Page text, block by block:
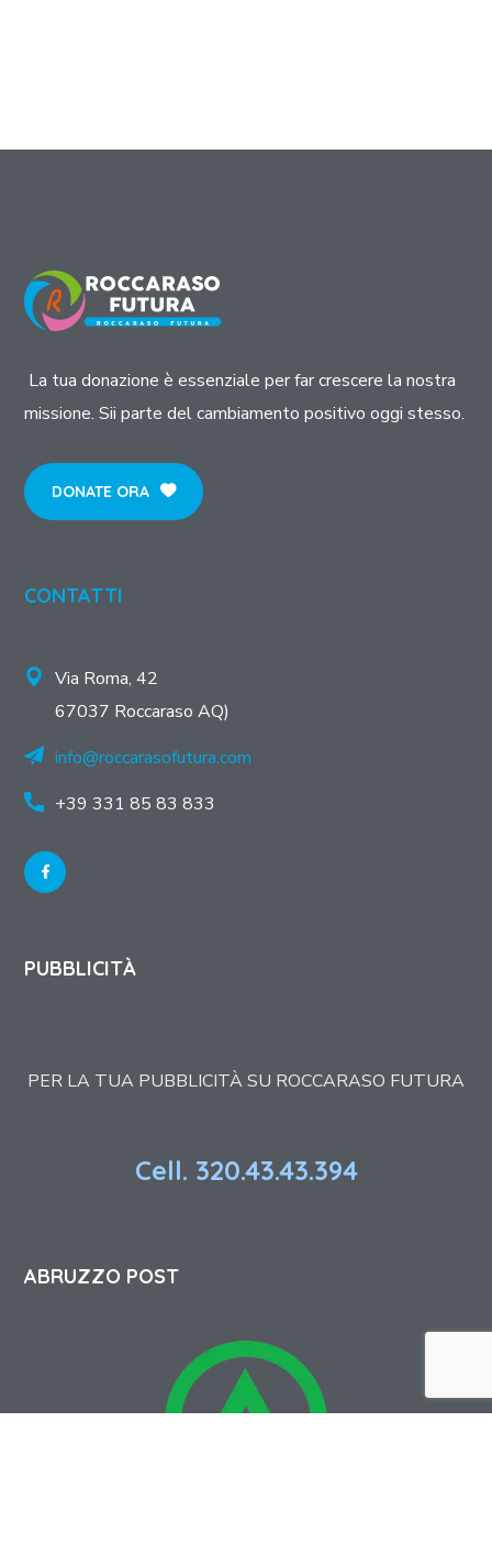
La tua donazione è essenziale per far crescere la nostra
missione. Sii parte del cambiamento positivo oggi stesso.
DONATE ORA
CONTATTI
Via Roma, 42
67037 Roccaraso AQ)
info@roccarasofutura.com
+39 331 85 83 833
PUBBLICITÀ
PER LA TUA PUBBLICITÀ SU ROCCARASO FUTURA
Cell. 320.43.43.394
ABRUZZO POST